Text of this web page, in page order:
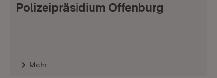
Polizeipräsidium Offenburg
Mehr